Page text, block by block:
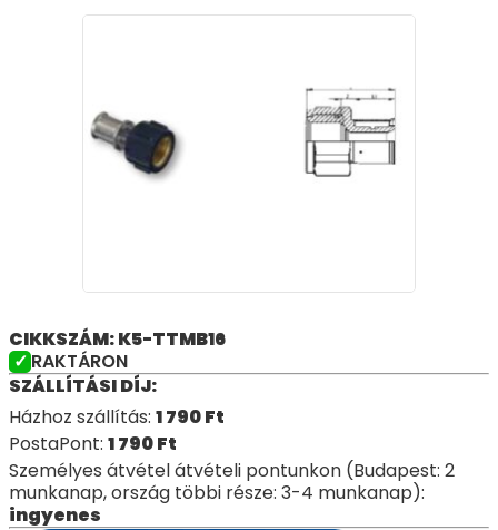
CIKKSZÁM: K5-TTMB16
RAKTÁRON
SZÁLLÍTÁSI DÍJ:
Házhoz szállítás: 1 790Ft
PostaPont: 1 790Ft
Személyes átvétel átvételi pontunkon (Budapest: 2
munkanap, ország többi része: 3-4 munkanap):
ingyenes